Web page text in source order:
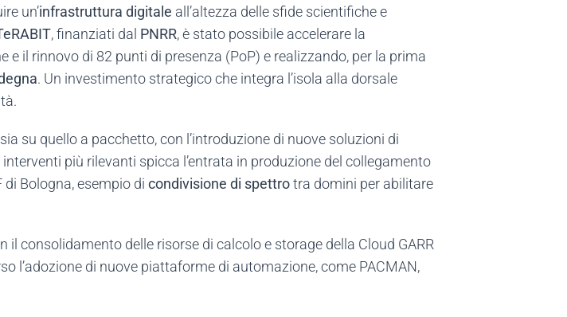
un’infrastruttura digitale all’altezza delle sfide scientifiche e
, finanziati dal PNRR, è stato possibile accelerare la
e il rinnovo di 82 punti di presenza (PoP) e realizzando, per la prima
. Un investimento strategico che integra l’isola alla dorsale
su quello a pacchetto, con l’introduzione di nuove soluzioni di
più rilevanti spicca l’entrata in produzione del collegamento
di Bologna, esempio di condivisione di spettrotra domini per abilitare
il consolidamento delle risorse di calcolo e storage della Cloud GARR
l’adozione di nuove piattaforme di automazione, come PACMAN,